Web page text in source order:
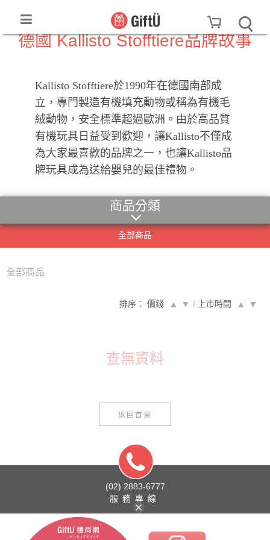
德國 Kallisto Stofftiere品牌故事
Kallisto Stofftiere於1990年在德國南部成
立，專門製造有機填充動物或稱為有機毛
絨動物，安全標準超過歐洲。由於高品質
有機玩具日益受到歡迎，讓Kallisto不僅成
為大家最喜歡的品牌之一，也讓Kallisto品
牌玩具成為送給嬰兒的最佳禮物。
商品分類
全部商品
全部商品
排序： 價錢 ▲ ▼ / 上市時間 ▲ ▼
查無資料
返回首頁
(02) 2883-6777
服務專線